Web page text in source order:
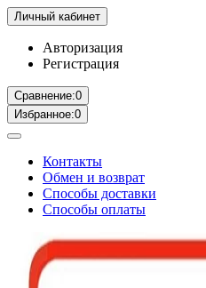
Личный кабинет
Авторизация
Регистрация
Сравнение:0
Избранное:0
Контакты
Обмен и возврат
Способы доставки
Способы оплаты